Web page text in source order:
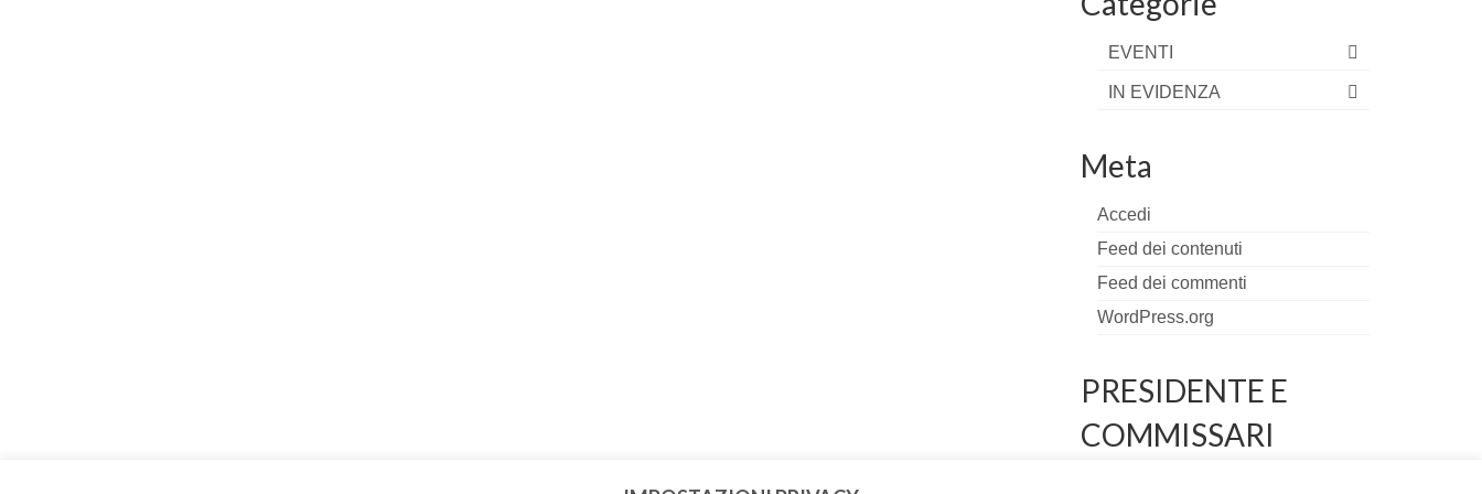
EVENTI
IN EVIDENZA
Meta
Accedi
Feed dei contenuti
Feed dei commenti
WordPress.org
PRESIDENTE E
COMMISSARI